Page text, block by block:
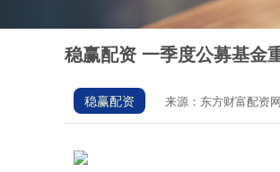
稳赢配资 一季度公募基金
稳赢配资 来源：东方财富配资